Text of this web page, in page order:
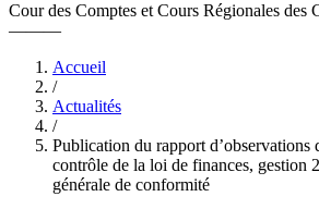
Cour des Comptes et Cours Régionales des
———
Accueil
/
Actualités
/
Publication du rapport d’observations
contrôle de la loi de finances, gestion
générale de conformité